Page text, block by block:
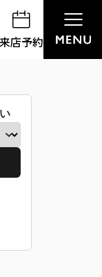
来店予約